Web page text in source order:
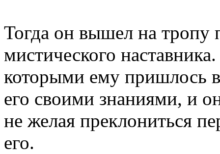
Тогда он вышел на тропу
мистического
которыми ему пришлось
его своими знаниями, и
не желая преклониться
его.